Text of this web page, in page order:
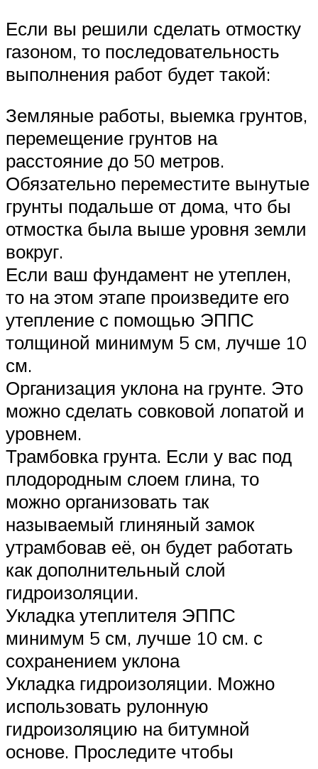
Если вы решили сделать отмостку
газоном, то последовательность
выполнения работ будет такой:
Земляные работы, выемка грунтов,
перемещение грунтов на
расстояние до 50 метров.
Обязательно переместите вынутые
грунты подальше от дома, что бы
отмостка была выше уровня земли
вокруг.
Если ваш фундамент не утеплен,
то на этом этапе произведите его
утепление с помощью ЭППС
толщиной минимум 5 см, лучше 10
см.
Организация уклона на грунте. Это
можно сделать совковой лопатой и
уровнем.
Трамбовка грунта. Если у вас под
плодородным слоем глина, то
можно организовать так
называемый глиняный замок
утрамбовав её, он будет работать
как дополнительный слой
гидроизоляции.
Укладка утеплителя ЭППС
минимум 5 см, лучше 10 см. с
сохранением уклона
Укладка гидроизоляции. Можно
использовать рулонную
гидроизоляцию на битумной
основе. Проследите чтобы